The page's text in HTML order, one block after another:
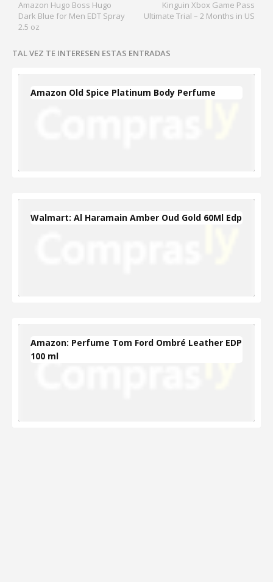
Kinguin Xbox Game Pass
Ultimate Trial – 2 Months in US
Amazon Hugo Boss Hugo
Dark Blue for Men EDT Spray
2.5 oz
TAL VEZ TE INTERESEN ESTAS ENTRADAS
Amazon Old Spice Platinum Body Perfume
Walmart: Al Haramain Amber Oud Gold 60Ml Edp
Amazon: Perfume Tom Ford Ombré Leather EDP
100 ml